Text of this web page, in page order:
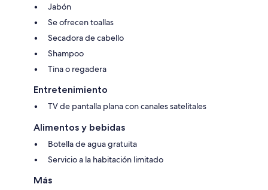
Jabón
Se ofrecen toallas
Secadora de cabello
Shampoo
Tina o regadera
Entretenimiento
TV de pantalla plana con canales satelitales
Alimentos y bebidas
Botella de agua gratuita
Servicio a la habitación limitado
Más